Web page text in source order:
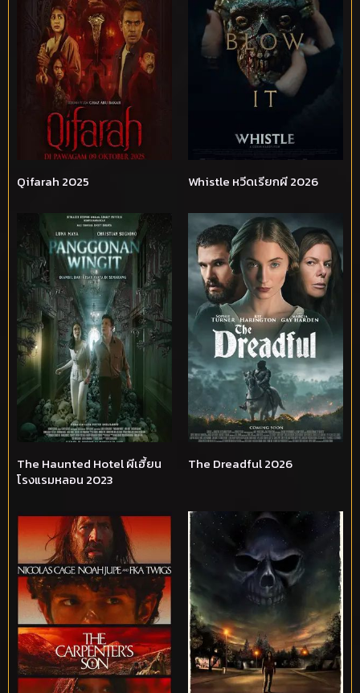
Qifarah 2025 Whistle หวีดเรียกผี 2026
The Haunted Hotel ผีเฮี้ยน
โรงแรมหลอน 2023
The Dreadful 2026